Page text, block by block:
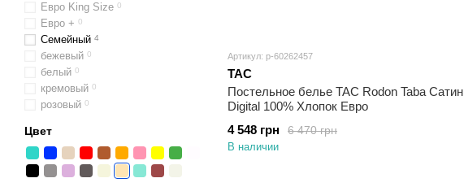
Артикул: p-60262457
TAC
Постельное белье TAC Rodon Taba Сатин
Digital 100% Хлопок Евро
6 470 грн
4 548 грн
В наличии
Евро King Size 0
Евро + 0
Семейный 4
бежевый 0
белый 0
кремовый 0
розовый 0
Цвет